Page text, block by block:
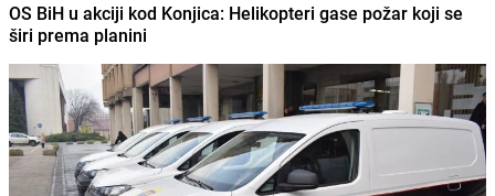
OS BiH u akciji kod Konjica: Helikopteri gase požar koji se
širi prema planini